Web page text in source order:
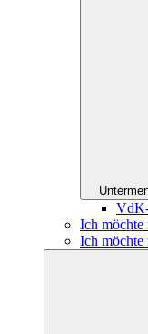
Ich möchte
Ich